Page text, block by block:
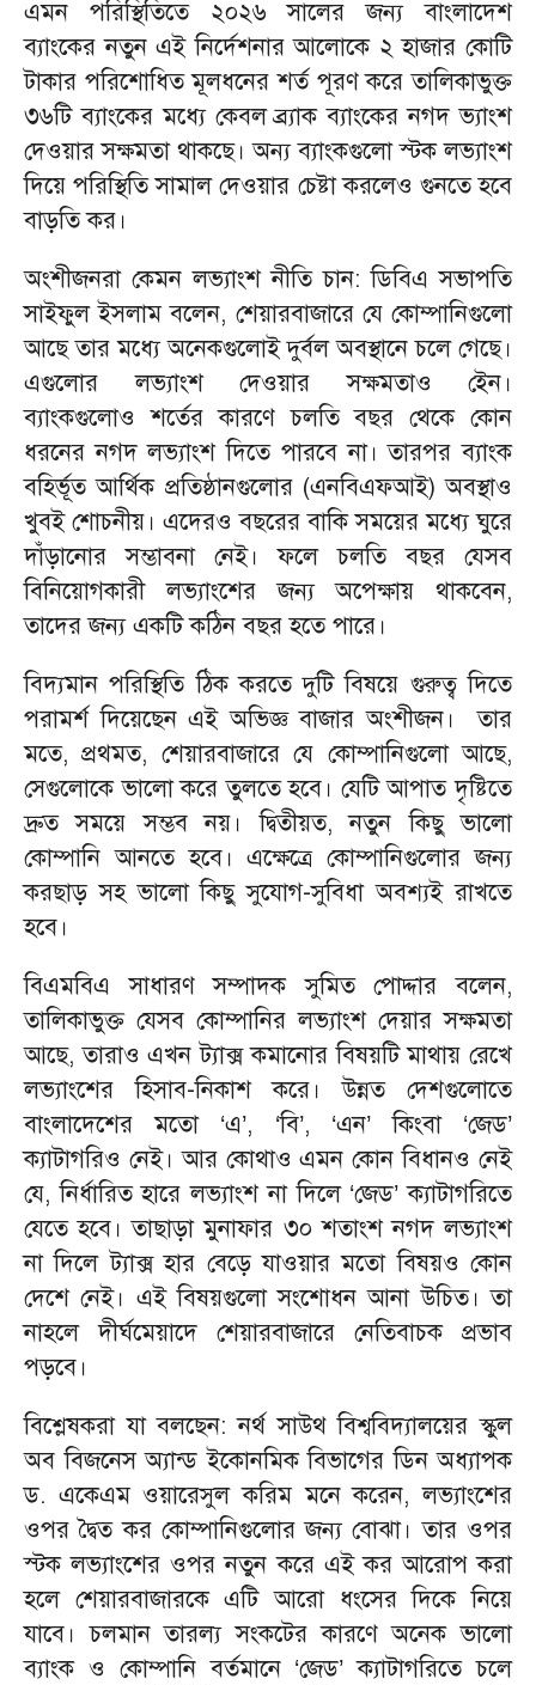
এমন পরিস্থিতিতে ২০২৬ সালের জন্য বাংলাদেশ
ব্যাংকের নতুন এই নির্দেশনার আলোকে ২ হাজার কোটি
টাকার পরিশোধিত মূলধনের শর্ত পূরণ করে তালিকাভুক্ত
৩৬টি ব্যাংকের মধ্যে কেবল ব্র্যাক ব্যাংকের নগদ ভ্যাংশ
দেওয়ার সক্ষমতা থাকছে। অন্য ব্যাংকগুলো স্টক লভ্যাংশ
দিয়ে পরিস্থিতি সামাল দেওয়ার চেষ্টা করলেও গুনতে হবে
বাড়তি কর।
অংশীজনরা কেমন লভ্যাংশ নীতি চান: ডিবিএ সভাপতি
সাইফুল ইসলাম বলেন, শেয়ারবাজারে যে কোম্পানিগুলো
আছে তার মধ্যে অনেকগুলোই দুর্বল অবস্থানে চলে গেছে।
এগুলোর লভ্যাংশ দেওয়ার সক্ষমতাও ইেন।
ব্যাংকগুলোও শর্তের কারণে চলতি বছর থেকে কোন
ধরনের নগদ লভ্যাংশ দিতে পারবে না। তারপর ব্যাংক
বহির্ভূত আর্থিক প্রতিষ্ঠানগুলোর (এনবিএফআই) অবস্থাও
খুবই শোচনীয়। এদেরও বছরের বাকি সময়ের মধ্যে ঘুরে
দাঁড়ানোর সম্ভাবনা নেই। ফলে চলতি বছর যেসব
বিনিয়োগকারী লভ্যাংশের জন্য অপেক্ষায় থাকবেন,
তাদের জন্য একটি কঠিন বছর হতে পারে।
বিদ্যমান পরিস্থিতি ঠিক করতে দুটি বিষয়ে গুরুত্ব দিতে
পরামর্শ দিয়েছেন এই অভিজ্ঞ বাজার অংশীজন। তার
মতে, প্রথমত, শেয়ারবাজারে যে কোম্পানিগুলো আছে,
সেগুলোকে ভালো করে তুলতে হবে। যেটি আপাত দৃষ্টিতে
দ্রুত সময়ে সম্ভব নয়। দ্বিতীয়ত, নতুন কিছু ভালো
কোম্পানি আনতে হবে। এক্ষেত্রে কোম্পানিগুলোর জন্য
করছাড় সহ ভালো কিছু সুযোগ-সুবিধা অবশ্যই রাখতে
হবে।
বিএমবিএ সাধারণ সম্পাদক সুমিত পোদ্দার বলেন,
তালিকাভুক্ত যেসব কোম্পানির লভ্যাংশ দেয়ার সক্ষমতা
আছে, তারাও এখন ট্যাক্স কমানোর বিষয়টি মাথায় রেখে
লভ্যাংশের হিসাব-নিকাশ করে। উন্নত দেশগুলোতে
বাংলাদেশের মতো ‘এ’, ‘বি’, ‘এন’ কিংবা ‘জেড’
ক্যাটাগরিও নেই। আর কোথাও এমন কোন বিধানও নেই
যে, নির্ধারিত হারে লভ্যাংশ না দিলে ‘জেড’ ক্যাটাগরিতে
যেতে হবে। তাছাড়া মুনাফার ৩০ শতাংশ নগদ লভ্যাংশ
না দিলে ট্যাক্স হার বেড়ে যাওয়ার মতো বিষয়ও কোন
দেশে নেই। এই বিষয়গুলো সংশোধন আনা উচিত। তা
নাহলে দীর্ঘমেয়াদে শেয়ারবাজারে নেতিবাচক প্রভাব
পড়বে।
বিশ্লেষকরা যা বলছেন: নর্থ সাউথ বিশ্ববিদ্যালয়ের স্কুল
অব বিজনেস অ্যান্ড ইকোনমিক বিভাগের ডিন অধ্যাপক
ড. একেএম ওয়ারেসুল করিম মনে করেন, লভ্যাংশের
ওপর দ্বৈত কর কোম্পানিগুলোর জন্য বোঝা। তার ওপর
স্টক লভ্যাংশের ওপর নতুন করে এই কর আরোপ করা
হলে শেয়ারবাজারকে এটি আরো ধংসের দিকে নিয়ে
যাবে। চলমান তারল্য সংকটের কারণে অনেক ভালো
ব্যাংক ও কোম্পানি বর্তমানে ‘জেড’ ক্যাটাগরিতে চলে